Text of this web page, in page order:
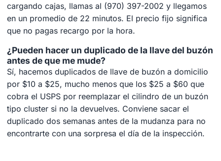
cargando cajas, llamas al (970) 397-2002 y llegamos
en un promedio de 22 minutos. El precio fijo significa
que no pagas recargo por la hora.
¿Pueden hacer un duplicado de la llave del buzón
antes de que me mude?
Sí, hacemos duplicados de llave de buzón a domicilio
por $10 a $25, mucho menos que los $25 a $60 que
cobra el USPS por reemplazar el cilindro de un buzón
tipo cluster si no la devuelves. Conviene sacar el
duplicado dos semanas antes de la mudanza para no
encontrarte con una sorpresa el día de la inspección.